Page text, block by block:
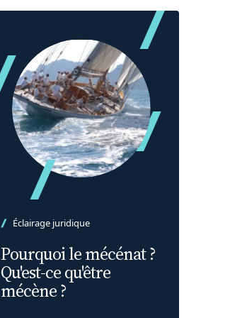
Éclairage juridique
Pourquoi le mécénat ?
Qu'est-ce qu'être
mécène ?